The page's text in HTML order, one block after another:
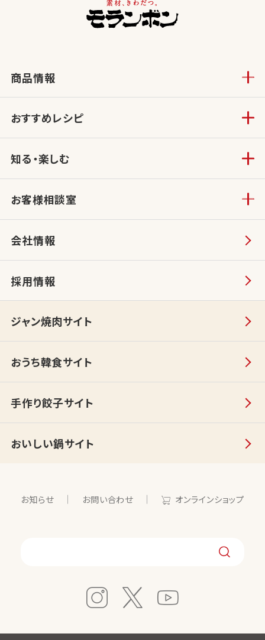
商品情報
おすすめレシピ
知る・楽しむ
お客様相談室
会社情報
採用情報
ジャン焼肉サイト
おうち韓食サイト
手作り餃子サイト
おいしい鍋サイト
お知らせ お問い合わせ オンラインショップ